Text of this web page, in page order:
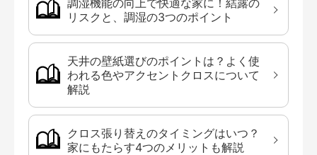
リスクと、調湿の3つのポイント
天井の壁紙選びのポイントは？よく使
われる色やアクセントクロスについて
解説
クロス張り替えのタイミングはいつ？
家にもたらす4つのメリットも解説